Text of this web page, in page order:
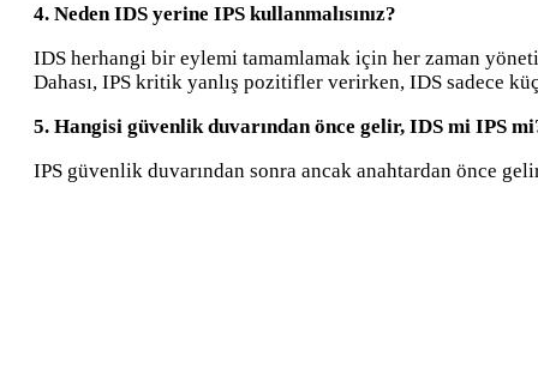
4. Neden IDS yerine IPS kullanmalısınız?
IDS herhangi bir eylemi tamamlamak için her zaman
Dahası, IPS kritik yanlış pozitifler verirken, IDS sadece
5. Hangisi güvenlik duvarından önce gelir, IDS mi IPS
IPS güvenlik duvarından sonra ancak anahtardan önce